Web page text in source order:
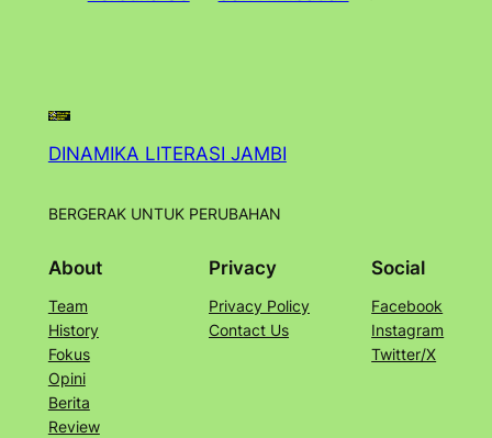
DINAMIKA LITERASI JAMBI
BERGERAK UNTUK PERUBAHAN
About
Team
History
Fokus
Opini
Berita
Review
Privacy
Privacy Policy
Contact Us
Social
Facebook
Instagram
Twitter/X